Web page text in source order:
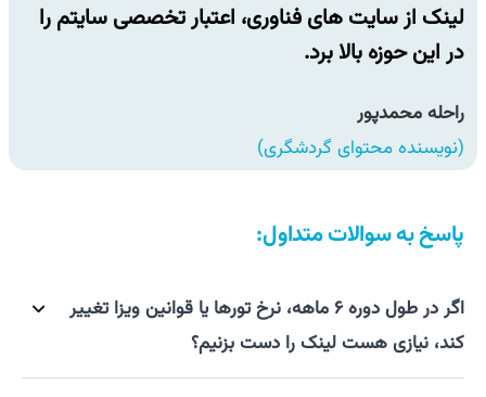
لینک از سایت های فناوری، اعتبار تخصصی سایتم را
در این حوزه بالا برد.
راحله محمدپور
(نویسنده محتوای گردشگری)
پاسخ به سوالات متداول:
اگر در طول دوره ۶ ماهه، نرخ تورها یا قوانین ویزا تغییر
کند، نیازی هست لینک را دست بزنیم؟